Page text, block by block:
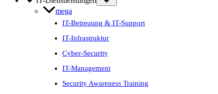
mega
IT-Betreuung & IT-Support
IT-Infrastruktur
Cyber-Security
IT-Management
Security Awareness Training